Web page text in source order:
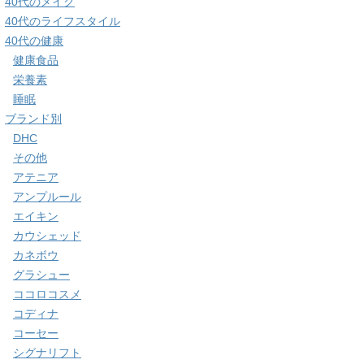
40代のライフスタイル
40代の健康
健康食品
栄養素
睡眠
ブランド別
DHC
その他
アテニア
アンプルール
エイキン
カウシェッド
カネボウ
グラシュー
ココロコスメ
コディナ
コーセー
シグナリフト